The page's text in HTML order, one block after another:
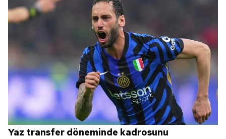
Yaz transfer döneminde kadrosunu